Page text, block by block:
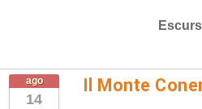
ago
14
Il Monte